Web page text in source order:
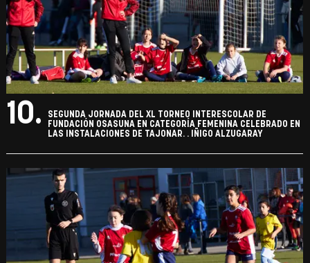
10.
SEGUNDA JORNADA DEL XL TORNEO INTERESCOLAR DE
FUNDACIÓN OSASUNA EN CATEGORÍA FEMENINA CELEBRADO EN
LAS INSTALACIONES DE TAJONAR. . IÑIGO ALZUGARAY